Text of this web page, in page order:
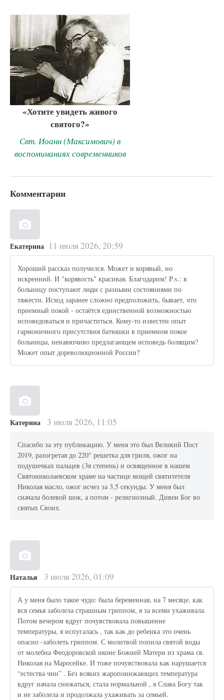
«Хотите увидеть живого
святого?»
Свт. Иоанн (Максимович) в
воспоминаниях современников
Комментарии
Екатерина 11 июля 2026, 20:59
Хороший рассказ получился. Может и корявый, но
искренний. И "корявость" красивая. Благодарим! P.s.: в
больницу поступают люди с разными состояниями по
тяжести. Исход заранее сложно предположить, бывает, что
приемный покой - остаётся единственной возможностью
исповедоваться и причаститься. Кому-то известен опыт
гармоничного присутствия батюшки в приемном покое
больницы, ненавязчиво предлагающем исповедь болящим?
Может опыт дореволюционной России?
Катерина 3 июля 2026, 11:05
Спасибо за эту публикацию. У меня это был Великий Пост
2019, разогретая до 220° решетка для гриля, ожог на
подушечках пальцев (3я степень) и освященное в нашем
Святониколаевском храме на частице мощей святитетеля
Николая масло, ожог исчез за 3,5 секунды. У меня был
сначала болевой шок, а потом - религиозный. Дивен Бог во
святых Своих.
Наталья 3 июля 2026, 01:09
А у меня было такое чудо: была беременная, на 7 месяце, как
вся семья заболела страшным гриппом, я за всеми ухаживала.
Потом вечером вдруг почувствовала повышение
температуры, я испугалась , так как до ребенка это очень
опасно -заболеть гриппом. С молитвой попила святой воды
от молебна Феодоровской иконе Божией Матери из храма св.
Николая на Маросейке. И тоже почувствовала как нарушается
“естества чин” . Без всяких жаропонижающих температура
вдруг начала снижаться, стала нормальной , я Слава Богу так
и не заболела и продолжала ухаживать за семьей.